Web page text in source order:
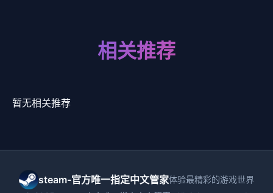
相关推荐
暂无相关推荐
steam-官方唯一指定中文管家体验最精彩的游戏世界